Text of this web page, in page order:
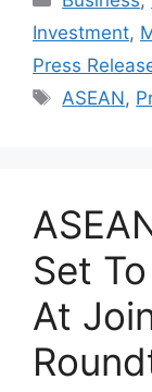
Investment,
Press
ASEAN,
Set
At